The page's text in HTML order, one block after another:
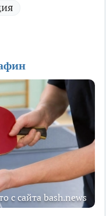
с сайта bash.news